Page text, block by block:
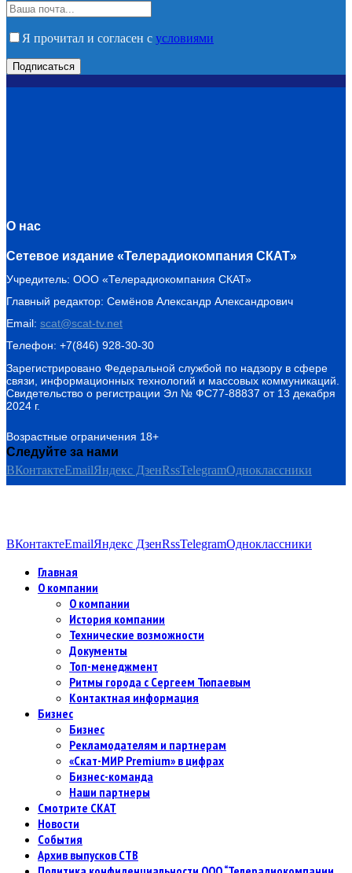
Я прочитал и согласен с условиями
О нас
Сетевое издание «Телерадиокомпания СКАТ»
Учредитель: ООО «Телерадиокомпания СКАТ»
Главный редактор: Семёнов Александр Александрович
Email: scat@scat-tv.net
Телефон: +7(846) 928-30-30
Зарегистрировано Федеральной службой по надзору в сфере
связи, информационных технологий и массовых коммуникаций.
Свидетельство о регистрации Эл № ФС77-88837 от 13 декабря
2024 г.
Возрастные ограничения 18+
Следуйте за нами
ВКонтактеEmailЯндекс ДзенRssTelegramОдноклассники
ВКонтактеEmailЯндекс ДзенRssTelegramОдноклассники
Главная
О компании
О компании
История компании
Технические возможности
Документы
Топ-менеджмент
Ритмы города с Сергеем Тюпаевым
Контактная информация
Бизнес
Бизнес
Рекламодателям и партнерам
«Скат-МИР Premium» в цифрах
Бизнес-команда
Наши партнеры
Смотрите СКАТ
Новости
События
Архив выпусков СТВ